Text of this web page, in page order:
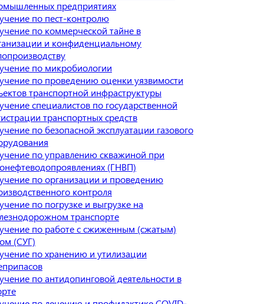
предприятиях
по пест-контролю
по коммерческой тайне в
и конфиденциальному
по микробиологии
по проведению оценки уязвимости
транспортной инфраструктуры
специалистов по государственной
транспортных средств
по безопасной эксплуатации газового
по управлению скважиной при
(ГНВП)
по организации и проведению
контроля
по погрузке и выгрузке на
транспорте
по работе с сжиженным (сжатым)
(СУГ)
по хранению и утилизации
по антидопинговой деятельности в